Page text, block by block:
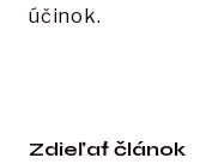
účinok.
Zdieľať článok